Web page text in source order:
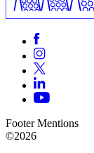
Footer Mentions
©2026